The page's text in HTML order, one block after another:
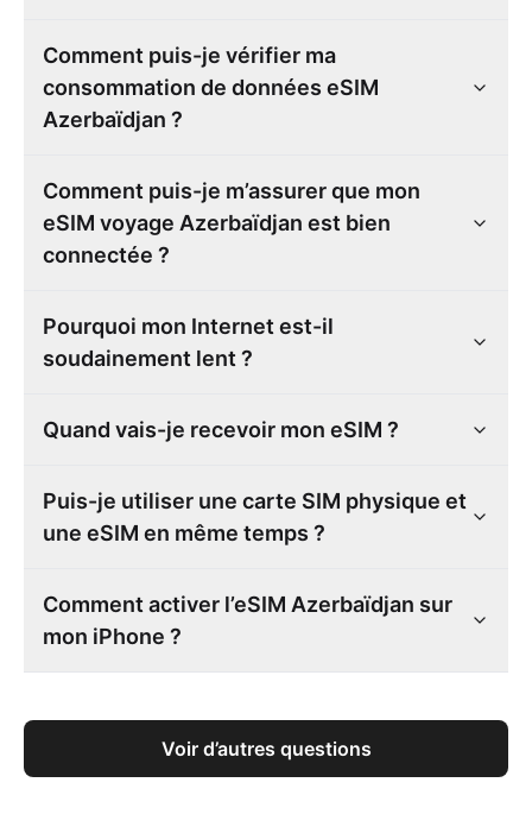
Comment puis-je vérifier ma
consommation de données eSIM
Azerbaïdjan ?
Comment puis-je m’assurer que mon
eSIM voyage Azerbaïdjan est bien
connectée ?
Pourquoi mon Internet est-il
soudainement lent ?
Quand vais-je recevoir mon eSIM ?
Puis-je utiliser une carte SIM physique et
une eSIM en même temps ?
Comment activer l’eSIM Azerbaïdjan sur
mon iPhone ?
Voir d’autres questions